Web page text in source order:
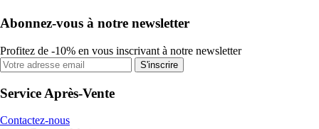
Abonnez-vous à notre newsletter
Profitez de -10% en vous inscrivant à notre newsletter
S'inscrire
Service Après-Vente
Contactez-nous